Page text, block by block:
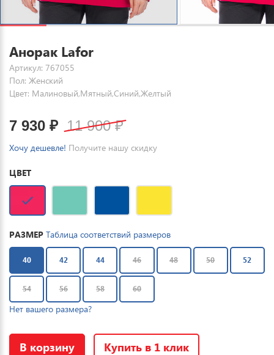
Анорак Lafor
Артикул: 767055
Пол: Женский
Цвет: Малиновый,Мятный,Синий,Желтый
7 930 ₽ 11 900₽
Хочу дешевле! Получите нашу скидку
ЦВЕТ
РАЗМЕР Таблица соответствий размеров
40 42 44 46 48 50 52
54 56 58 60
Нет вашего размера?
В корзину Купить в 1 клик